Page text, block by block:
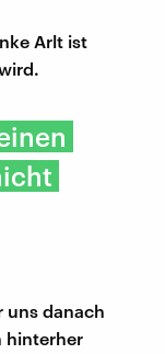
Arlt ist
uns danach
hinterher